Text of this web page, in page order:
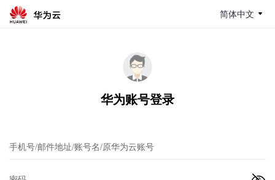
简体中文
华为账号登录